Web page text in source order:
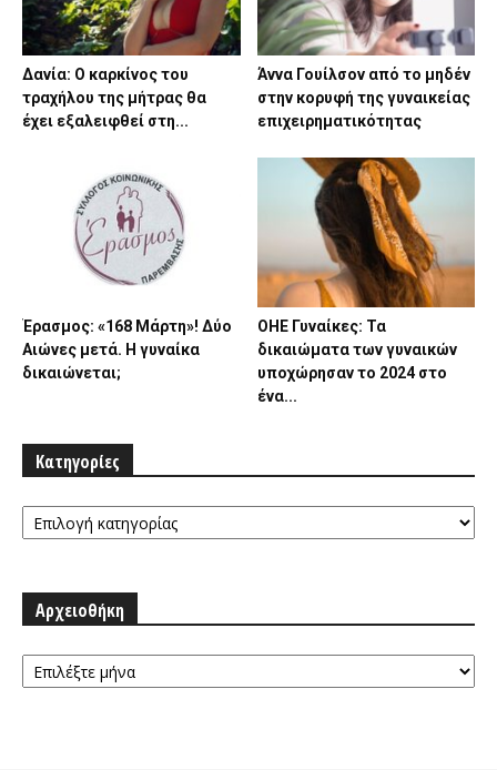
Δανία: Ο καρκίνος του
τραχήλου της μήτρας θα
έχει εξαλειφθεί στη...
Άννα Γουίλσον από το μηδέν
στην κορυφή της γυναικείας
επιχειρηματικότητας
Έρασμος: «168 Μάρτη»! Δύο
Αιώνες μετά. Η γυναίκα
δικαιώνεται;
ΟΗΕ Γυναίκες: Τα
δικαιώματα των γυναικών
υποχώρησαν το 2024 στο
ένα...
Κατηγορίες
Κατηγορίες
Αρχειοθήκη
Αρχειοθήκη